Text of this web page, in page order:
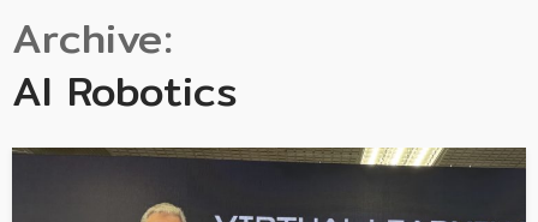
Archive
AI Robotics